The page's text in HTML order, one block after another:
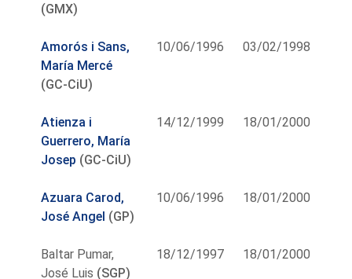
(GMX)
Amorós i Sans,
María Mercé
(GC-CiU)
10/06/1996 03/02/1998
Atienza i
Guerrero, María
Josep (GC-CiU)
14/12/1999 18/01/2000
Azuara Carod,
José Angel (GP)
10/06/1996 18/01/2000
Baltar Pumar,
José Luis (SGP)
18/12/1997 18/01/2000